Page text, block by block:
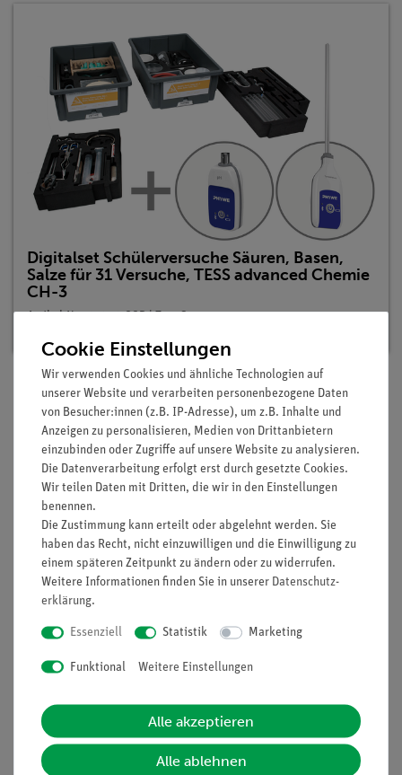
Digitalset Schülerversuche Säuren, Basen,
Salze für 31 Versuche, TESS advanced Chemie
CH-3
Artikel-Nr.: 25302-88D | Typ: Set
Beschreibung
Prinzip
Schweflige Säure lässt sich zu Schwefelsäure oxidieren. Diese
Oxidation wird in diesem Versuch durchgeführt und
anschließend die Eigenschaften der beiden Säuren untersucht.
Versuchen aus dem Bereich Anorganischer Chemie -
Experimentierliteratur für Schüler und Lehrer erhältlich:
Minimale Vorbereitungszeit
Cookie Einstellungen
Wir verwenden Cookies und ähnliche Technologien auf
unserer Website und verarbeiten personenbezogene Daten
von Besucher:innen (z.B. IP-Adresse), um z.B. Inhalte und
Anzeigen zu personalisieren, Medien von Drittanbietern
einzubinden oder Zugriffe auf unsere Website zu analysieren.
Die Datenverarbeitung erfolgt erst durch gesetzte Cookies.
Wir teilen Daten mit Dritten, die wir in den Einstellungen
benennen.
Die Zustimmung kann erteilt oder abgelehnt werden. Sie
haben das Recht, nicht einzuwilligen und die Einwilligung zu
einem späteren Zeitpunkt zu ändern oder zu widerrufen.
Weitere Informationen finden Sie in unserer Daten­schutz­
erklärung.
Essenziell Statistik Marketing
Funktional Weitere Einstellungen
Alle akzeptieren
Alle ablehnen